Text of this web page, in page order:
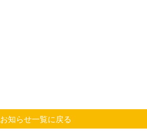
お知らせ一覧に戻る